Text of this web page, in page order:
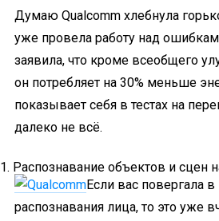
Думаю Qualcomm хлебнула
уже провела работу над
заявила, что кроме всеобщего
он потребляет на 30% меньше
показывает себя в тестах на
далеко не всё.
1. Распознавание объектов и сцен
Если вас повергала
распознавания лица, то это уже